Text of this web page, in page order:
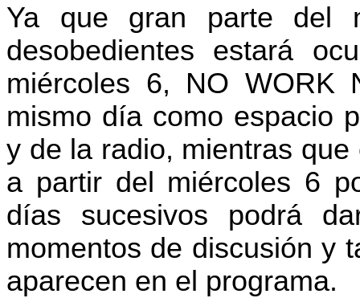
Ya que gran parte del
desobedientes estará
miércoles 6, NO WORK
mismo día como espacio
y de la radio, mientras
a partir del miércoles 6
días sucesivos podrá
momentos de discusión y
aparecen en el programa.